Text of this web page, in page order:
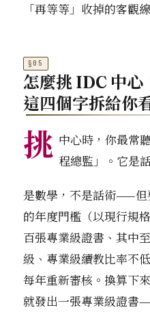
「再等等」收掉的客觀
怎麼挑 IDC 中心
這四個字拆給你
挑 中心時，你最常
程總監」。它是
是數學，不是話術——但
的年度門檻（以現行規
百張專業級證書、其中
級、專業級續教比率不
每年重新審核。換算下
就發出一張專業級證書